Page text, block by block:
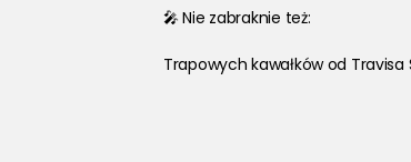
🎤 Nie zabraknie też:
Trapowych kawałków od